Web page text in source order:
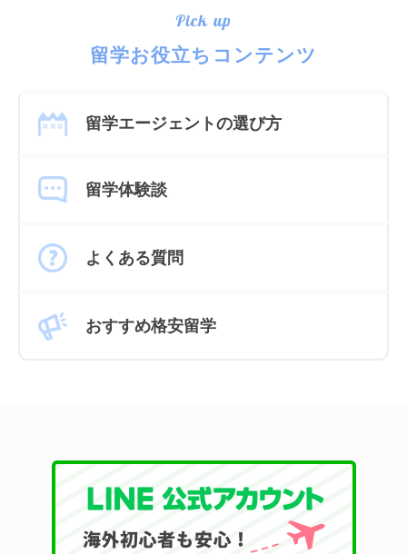
Pick up
留学お役立ちコンテンツ
留学エージェントの選び方
留学体験談
よくある質問
おすすめ格安留学